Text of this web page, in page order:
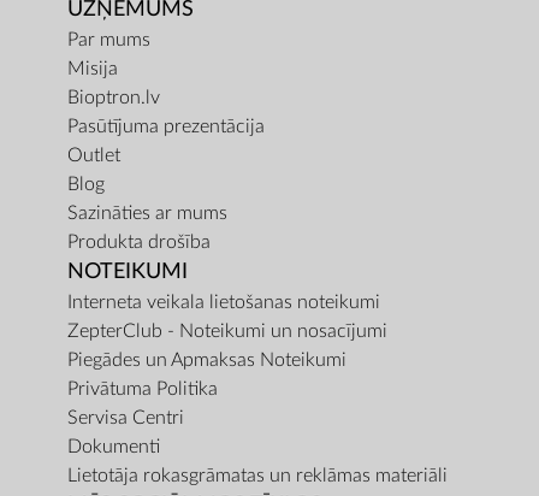
UZŅĒMUMS
Par mums
Misija
Bioptron.lv
Pasūtījuma prezentācija
Outlet
Blog
Sazināties ar mums
Produkta drošība
NOTEIKUMI
Interneta veikala lietošanas noteikumi
ZepterClub - Noteikumi un nosacījumi
Piegādes un Apmaksas Noteikumi
Privātuma Politika
Servisa Centri
Dokumenti
Lietotāja rokasgrāmatas un reklāmas materiāli